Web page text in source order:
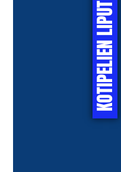
KOTIPELIEN LIPUT